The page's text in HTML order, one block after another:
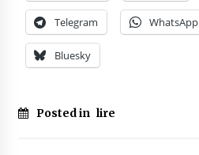
Telegram WhatsApp
Bluesky
Posted in lire